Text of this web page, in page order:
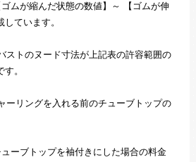
ムが縮んだ状態の数値】～ 【ゴムが伸
ています。
ストのヌード寸法が上記表の許容範囲の
。
ーリングを入れる前のチューブトップの
ーブトップを袖付きにした場合の料金